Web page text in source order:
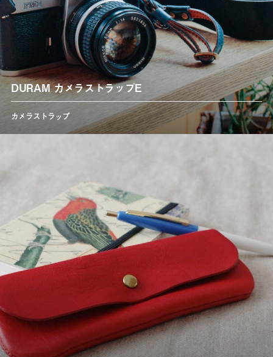
DURAM カメラストラップE
カメラストラップ